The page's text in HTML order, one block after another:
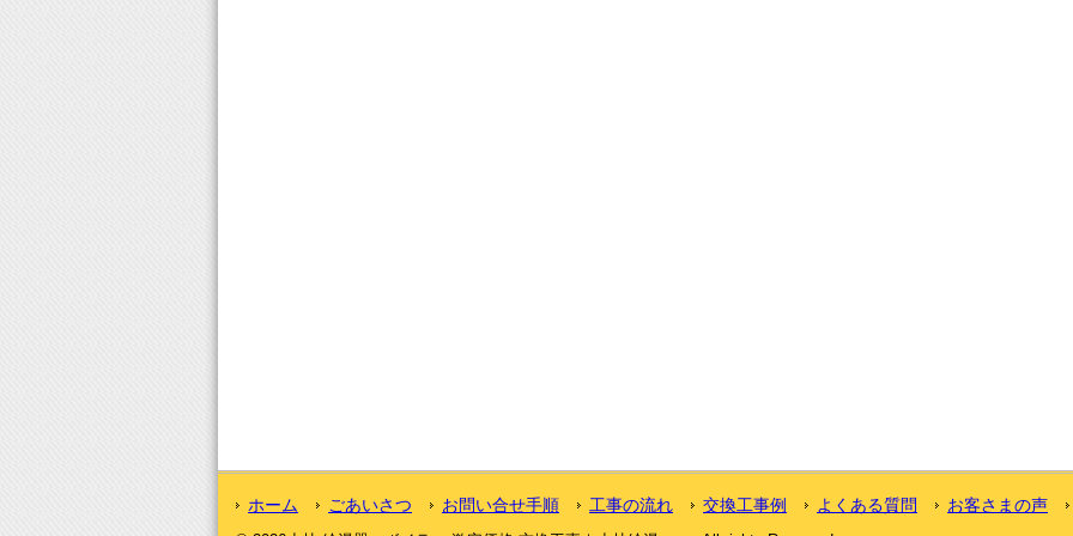
ホーム ごあいさつ お問い合せ手順 工事の流れ 交換工事例 よくある質問 お客さまの声